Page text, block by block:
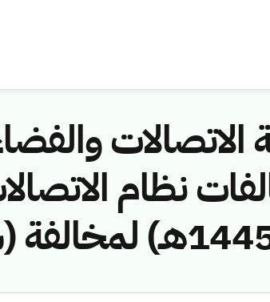
الاتصالات